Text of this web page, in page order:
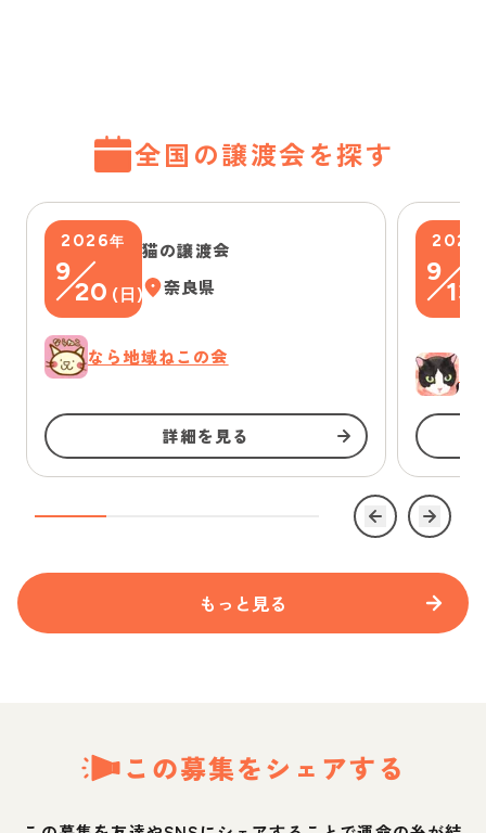
全国の譲渡会を探す
2026年
9
20 ( 日)
猫の譲渡会
奈良県
なら地域ねこの会
詳細を見る
2026
9
13
ゆ
もっと見る
この募集をシェアする